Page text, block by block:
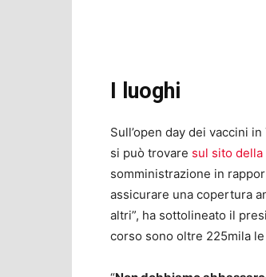
I luoghi
Sull’open day dei vaccini
si può trovare sul sito della
somministrazione in
assicurare una copertura
altri”, ha sottolineato il
corso sono oltre 225mila